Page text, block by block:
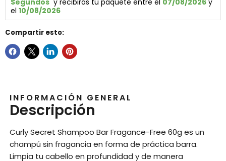
el 10/08/2026
Compartir esto:
INFORMACIÓN GENERAL
Descripción
Curly Secret Shampoo Bar Fragance-Free 60g es un
champú sin fragancia en forma de práctica barra.
Limpia tu cabello en profundidad y de manera